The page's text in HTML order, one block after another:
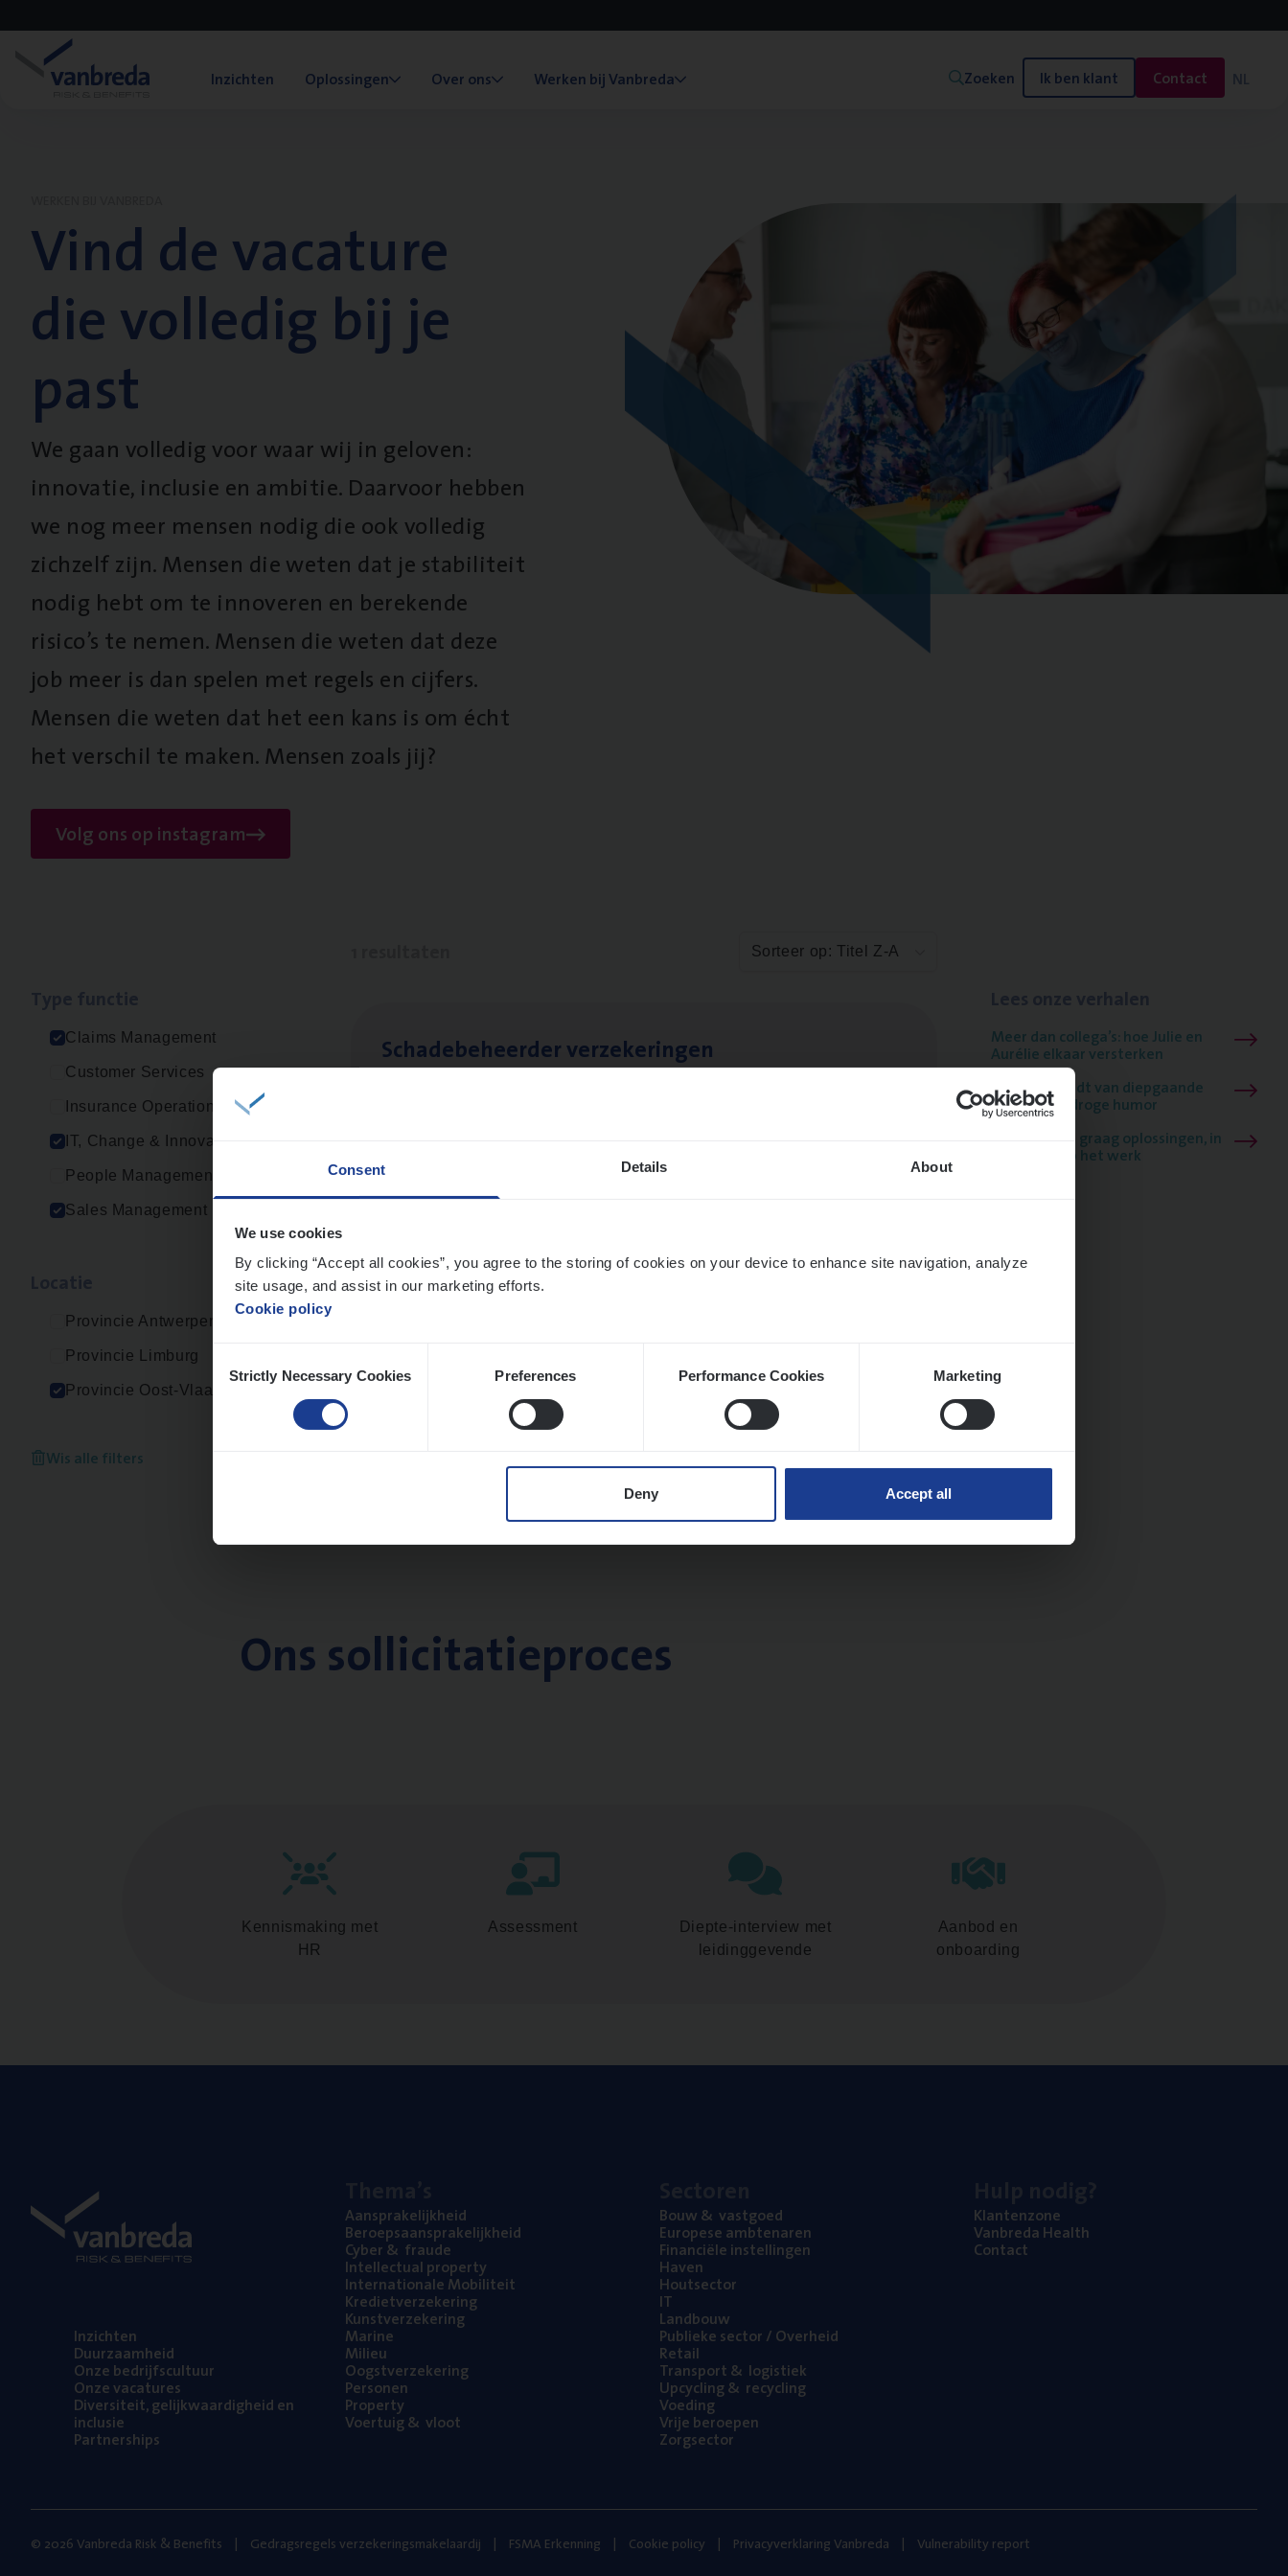
Consent Details About
We use cookies
By clicking “Accept all cookies”, you agree to the storing of cookies on your device to enhance site navigation, analyze
site usage, and assist in our marketing efforts.
Cookie policy
Selection
Strictly Necessary Cookies Preferences Performance Cookies Marketing
Deny Accept all
Inzichten Oplossingen Over ons Werken bij Vanbreda Zoeken Ik ben klant Contact NL
Vind de vacature
die volledig bij je
past
We gaan volledig voor waar wij in geloven:
innovatie, inclusie en ambitie. Daarvoor hebben
we nog meer mensen nodig die ook volledig
zichzelf zijn. Mensen die weten dat je stabiliteit
nodig hebt om te innoveren en berekende
risico’s te nemen. Mensen die weten dat deze
job meer is dan spelen met regels en cijfers.
Mensen die weten dat het een kans is om écht
het verschil te maken. Mensen zoals jij?
Volg ons op instagram
Claims Management
Customer Services
Insurance Operations
IT, Change & Innovation
People Management
Sales Management
Provincie Antwerpen
Provincie Limburg
Provincie Oost-Vlaanderen
Wis alle filters
Sorteer op: Titel Z-A
Scha­de­be­heer­der verzekeringen Meer dan collega’s: hoe Julie en
Aurélie elkaar versterken
Mathias houdt van diepgaande
dossiers én droge humor
Thalia zoekt graag oplossingen, in
games én op het werk
Ons sollicitatieproces
Kennismaking met
HR
Assessment
Diepte-interview met
leidinggevende
Aanbod en
onboarding
Inzich­ten
Duur­zaam­heid
Onze bedrijfs­cul­tuur
Onze vaca­tu­res
Diver­si­teit, gelijk­waar­dig­heid en
inclusie
Part­ner­ships
Aan­spra­ke­lijk­heid
Beroeps­aan­spra­ke­lijk­heid
Cyber& fraude
Intel­lec­tu­al property
Inter­na­ti­o­na­le Mobiliteit
Kre­diet­ver­ze­ke­ring
Kunst­ver­ze­ke­ring
Mari­ne
Mili­eu
Oogst­ver­ze­ke­ring
Per­so­nen
Pro­per­ty
Voer­tuig& vloot
Bouw& vastgoed
Euro­pe­se ambtenaren
Finan­ci­ë­le instellingen
Haven
Hout­sec­tor
IT
Land­bouw
Publie­ke sec­tor / Overheid
Retail
Trans­port& logistiek
Upcy­cling& recycling
Voe­ding
Vrije beroe­pen
Zorg­sec­tor
Klan­ten­zo­ne
Van­b­re­da Health
Con­tact
© 2026 Vanbreda Risk & Benefits Gedragsregels verzekeringsmakelaardij FSMA Erkenning Cookie policy Privacyverklaring Vanbreda Vulnerability report